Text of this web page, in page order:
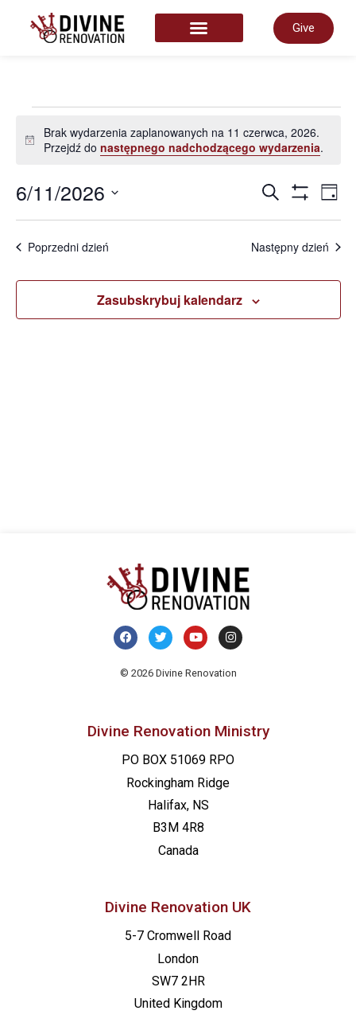
Give
Powiadomienie
Brak wydarzenia zaplanowanych na 11 czerwca, 2026.
Przejdź do następnego nadchodzącego wydarzenia.
po
Szukaj Dzień
6/11/2026
datę.
Poprzedni dzień Następny dzień
Zasubskrybuj kalendarz
© 2026 Divine Renovation
Divine Renovation Ministry
PO BOX 51069 RPO
Rockingham Ridge
Halifax, NS
B3M 4R8
Canada
Divine Renovation UK
5-7 Cromwell Road
London
SW7 2HR
United Kingdom